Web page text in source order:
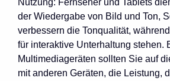
der Wiedergabe von Bild und Ton,
verbessern die Tonqualität,
für interaktive Unterhaltung stehen.
Multimediageräten sollten Sie auf
mit anderen Geräten, die Leistung,